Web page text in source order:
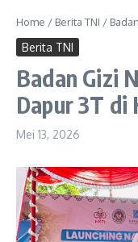
Home / Berita TNI /
Berita TNI
Badan Gizi
Dapur 3T di
Mei 13, 2026